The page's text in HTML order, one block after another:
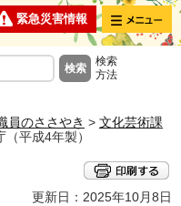
緊急災害情報 メニュー
検索
方法
員のささやき > 文化芸術課
平成4年製）
更新日：2025年10月8日